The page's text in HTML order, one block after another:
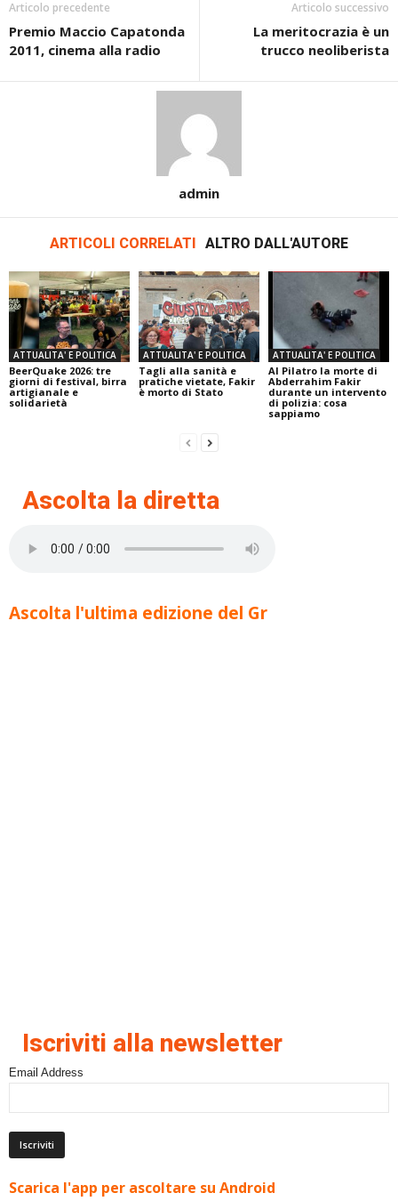
Articolo precedente
Premio Maccio Capatonda
2011, cinema alla radio
Articolo successivo
La meritocrazia è un
trucco neoliberista
admin
ARTICOLI CORRELATI ALTRO DALL'AUTORE
ATTUALITA' E POLITICA
BeerQuake 2026: tre
giorni di festival, birra
artigianale e
solidarietà
ATTUALITA' E POLITICA
Tagli alla sanità e
pratiche vietate, Fakir
è morto di Stato
ATTUALITA' E POLITICA
Al Pilatro la morte di
Abderrahim Fakir
durante un intervento
di polizia: cosa
sappiamo
Ascolta la diretta
Ascolta l'ultima edizione del Gr
Iscriviti alla newsletter
Email Address
Scarica l'app per ascoltare su Android